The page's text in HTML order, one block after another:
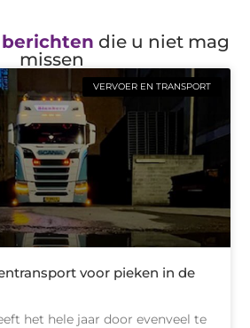
die u niet mag
missen
VERVOER EN TRANSPORT
voor pieken in de
het hele jaar door evenveel te